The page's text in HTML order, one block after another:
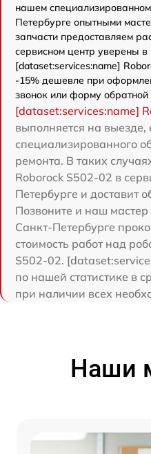
нашем
Петербурге опытными
запчасти предоставляем
сервисном центр уверены
[dataset:services:name]
-15% дешевле при
звонок или форму обратной
[dataset:services:name]
выполняется на выезде,
специализированного
ремонта. В таких
Roborock S502-02 в
Петербурге и доставит
Позвоните и наш
Санкт-Петербурге
стоимость работ над
S502-02.
по нашей статистике в
при наличии всех
Наши